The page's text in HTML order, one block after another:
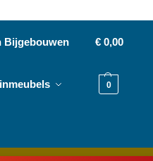
Bijgebouwen € 0,00
0